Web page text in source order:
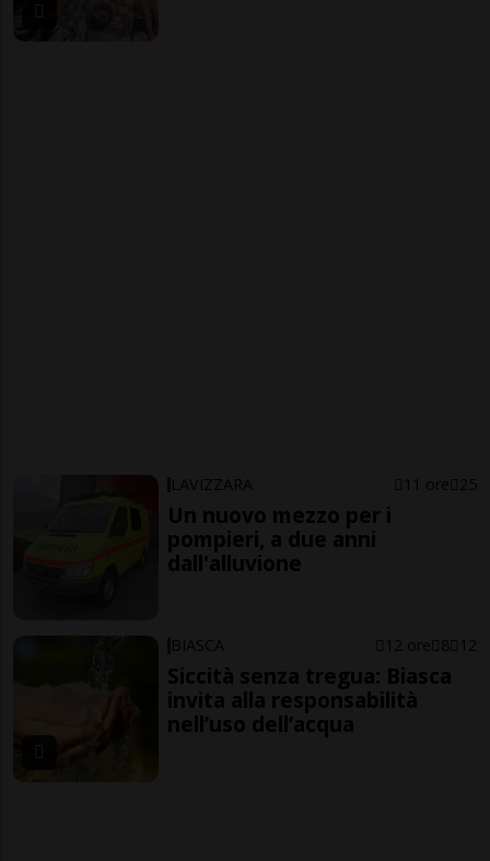
LAVIZZARA 11 ore 25
Un nuovo mezzo per i
pompieri, a due anni
dall'alluvione
BIASCA 12 ore 8 12
Siccità senza tregua: Biasca
invita alla responsabilità
nell’uso dell’acqua